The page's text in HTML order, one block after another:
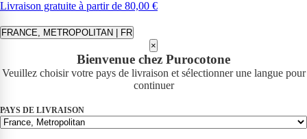
Livraison gratuite à partir de 80,00 €
FRANCE, METROPOLITAN | FR
×
Bienvenue chez Purocotone
Veuillez choisir votre pays de livraison et sélectionner une langue pour
continuer
PAYS DE LIVRAISON